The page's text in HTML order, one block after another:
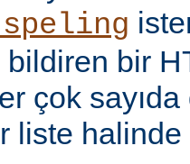
bir
çok
liste halinde